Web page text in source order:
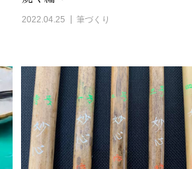
2022.04.25 筆づくり